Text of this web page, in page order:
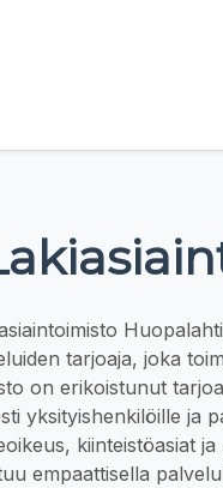
tarjoaja, joka
on erikoistunut
yksityishenkilöille ja
kiinteistöasiat
empaattisella